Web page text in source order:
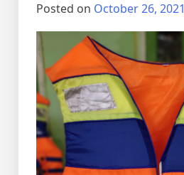
Posted on October 26, 2021